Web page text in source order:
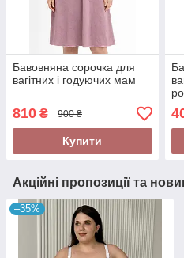
Бавовняна сорочка для
вагітних і годуючих мам
810 ₴ 900 ₴
Купити
Акційні пропозиції та
–35%